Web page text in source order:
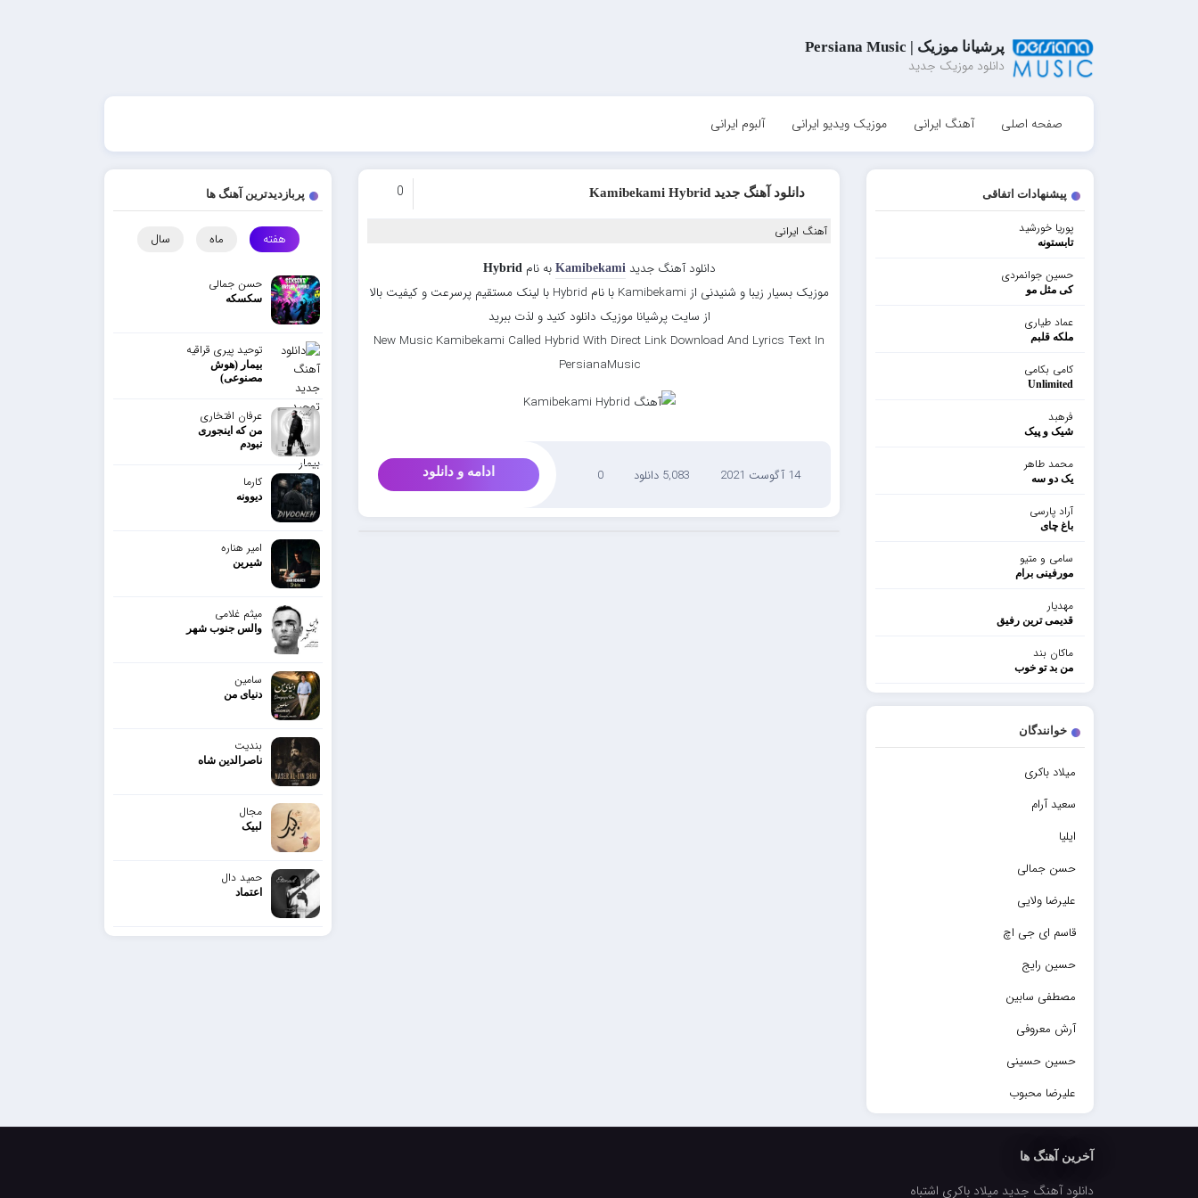
پرشیانا موزیک | Persiana Music
دانلود موزیک جدید
صفحه اصلی آهنگ ایرانی موزیک ویدیو ایرانی آلبوم ایرانی
پیشنهادات اتفاقی
پوریا خورشید
تابستونه
حسین جوانمردی
کی مثل مو
عماد طیاری
ملکه قلبم
کامی بکامی
Unlimited
فرهبد
شیک و پیک
محمد طاهر
یک دو سه
آراد پارسی
باغ چای
سامی و متیو
مورفینی برام
مهدیار
قدیمی ترین رفیق
ماکان بند
من بد تو خوب
خوانندگان
میلاد باکری
سعید آرام
ایلیا
حسن جمالی
علیرضا ولایی
قاسم ای جی اچ
حسین رایج
مصطفی سابین
آرش معروفی
حسین حسینی
علیرضا محبوب
حسین حصارکی
مهدیار
کاپیتان
دانلود آهنگ جدید Kamibekami Hybrid 0
آهنگ ایرانی
دانلود آهنگ جدیدKamibekami به نامHybrid
موزیک بسیار زیبا و شنیدنی از Kamibekami با نام Hybrid با لینک مستقیم پرسرعت و کیفیت بالا
از سایت پرشیانا موزیک دانلود کنید و لذت ببرید
New Music Kamibekami Called Hybrid With Direct Link Download And Lyrics Text In
PersianaMusic
14 آگوست 2021 5,083 دانلود 0 ادامه و دانلود
پربازدیدترین آهنگ ها
هفته ماه سال
حسن جمالی
سکسکه
توحید پیری قراقیه
بیمار (هوش
مصنوعی)
عرفان افتخاری
من که اینجوری
نبودم
کارما
دیوونه
امیر هناره
شیرین
میثم غلامی
والس جنوب شهر
سامین
دنیای من
بندیت
ناصرالدین شاه
مجال
لبیک
حمید دال
اعتماد
آخرین آهنگ ها
دانلود آهنگ جدید میلاد باکری اشتباه